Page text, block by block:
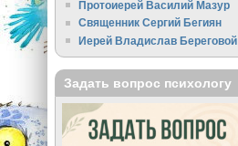
Протоиерей Василий Мазур
Священник Сергий Бегиян
Иерей Владислав Береговой
Задать вопрос психологу